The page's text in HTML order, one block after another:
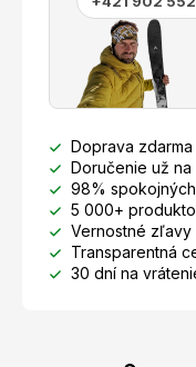
Doprava
Doručenie už
98%
5 000+
Vernostné zľavy
Transparentná
30 dní na